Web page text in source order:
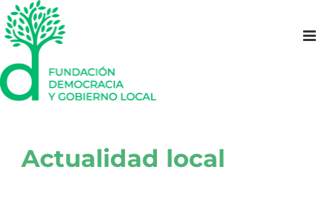
Saltar
al
contenido
Actualidad local